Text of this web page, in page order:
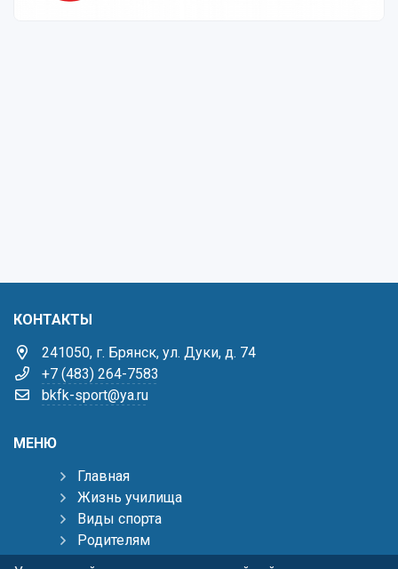
КОНТАКТЫ
241050, г. Брянск, ул. Дуки, д. 74
+7 (483) 264-7583
bkfk-sport@ya.ru
МЕНЮ
Главная
Жизнь училища
Виды спорта
Родителям